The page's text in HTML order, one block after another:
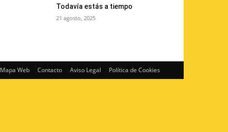
Todavía estás a tiempo
21 agosto, 2025
Mapa Web Contacto Aviso Legal Política de Cookies